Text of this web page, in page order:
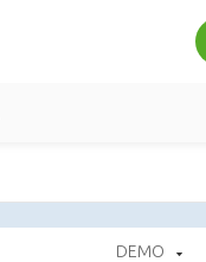
DEMO